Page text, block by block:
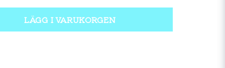
LÄGG I VARUKORGEN